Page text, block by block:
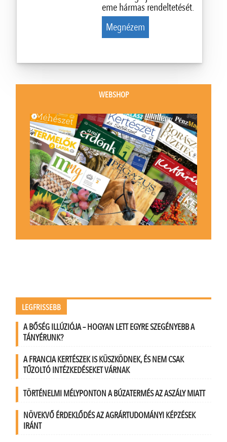
eme hármas rendeltetését.
Megnézem
WEBSHOP
LEGFRISSEBB
A BŐSÉG ILLÚZIÓJA – HOGYAN LETT EGYRE SZEGÉNYEBB A
TÁNYÉRUNK?
A FRANCIA KERTÉSZEK IS KÜSZKÖDNEK, ÉS NEM CSAK
TŰZOLTÓ INTÉZKEDÉSEKET VÁRNAK
TÖRTÉNELMI MÉLYPONTON A BÚZATERMÉS AZ ASZÁLY MIATT
NÖVEKVŐ ÉRDEKLŐDÉS AZ AGRÁRTUDOMÁNYI KÉPZÉSEK
IRÁNT